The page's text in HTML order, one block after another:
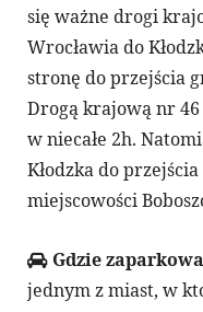
się ważne drogi
Wrocławia do
stronę do przejścia
Drogą krajową nr 46
w niecałe 2h.
Kłodzka do
miejscowości
Gdzie
jednym z miast, w